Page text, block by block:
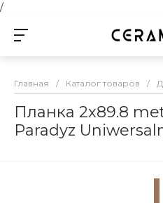
/
Главная / Каталог товаров /
Планка 2х89.8
Paradyz